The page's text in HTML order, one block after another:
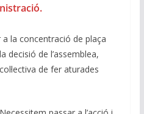
la concentració de plaça
decisió de l’assemblea,
de fer aturades